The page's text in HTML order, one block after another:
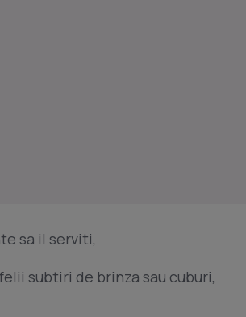
sa il serviti,
subtiri de brinza sau cuburi,